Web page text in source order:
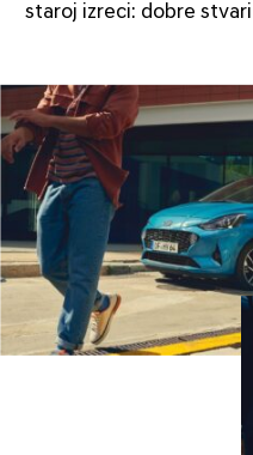
staroj izreci: dobre